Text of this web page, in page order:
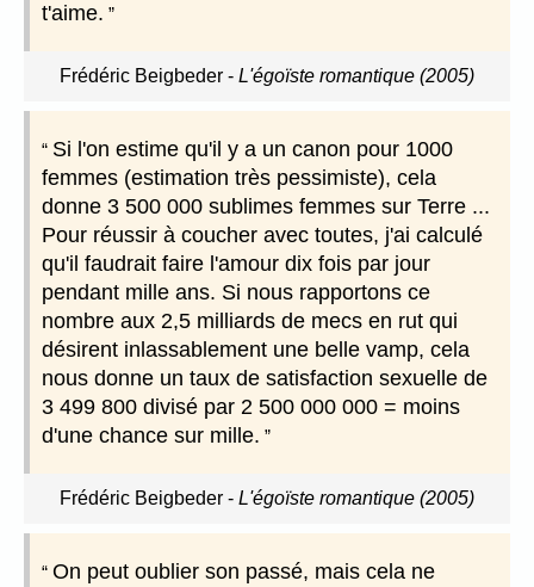
t'aime.
Frédéric Beigbeder - L'égoïste romantique (2005)
Si l'on estime qu'il y a un canon pour 1000
femmes (estimation très pessimiste), cela
donne 3 500 000 sublimes femmes sur Terre ...
Pour réussir à coucher avec toutes, j'ai calculé
qu'il faudrait faire l'amour dix fois par jour
pendant mille ans. Si nous rapportons ce
nombre aux 2,5 milliards de mecs en rut qui
désirent inlassablement une belle vamp, cela
nous donne un taux de satisfaction sexuelle de
3 499 800 divisé par 2 500 000 000 = moins
d'une chance sur mille.
Frédéric Beigbeder - L'égoïste romantique (2005)
On peut oublier son passé, mais cela ne